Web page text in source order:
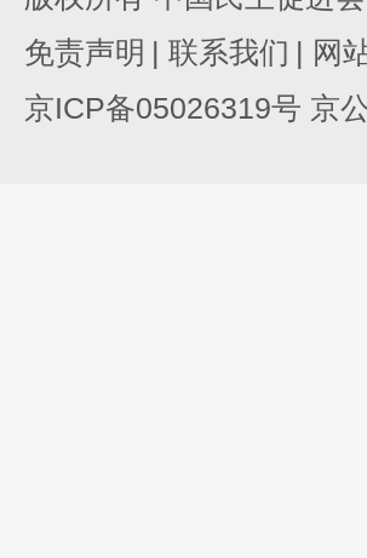
免责声明 | 联系我们 | 网
京ICP备05026319号 京